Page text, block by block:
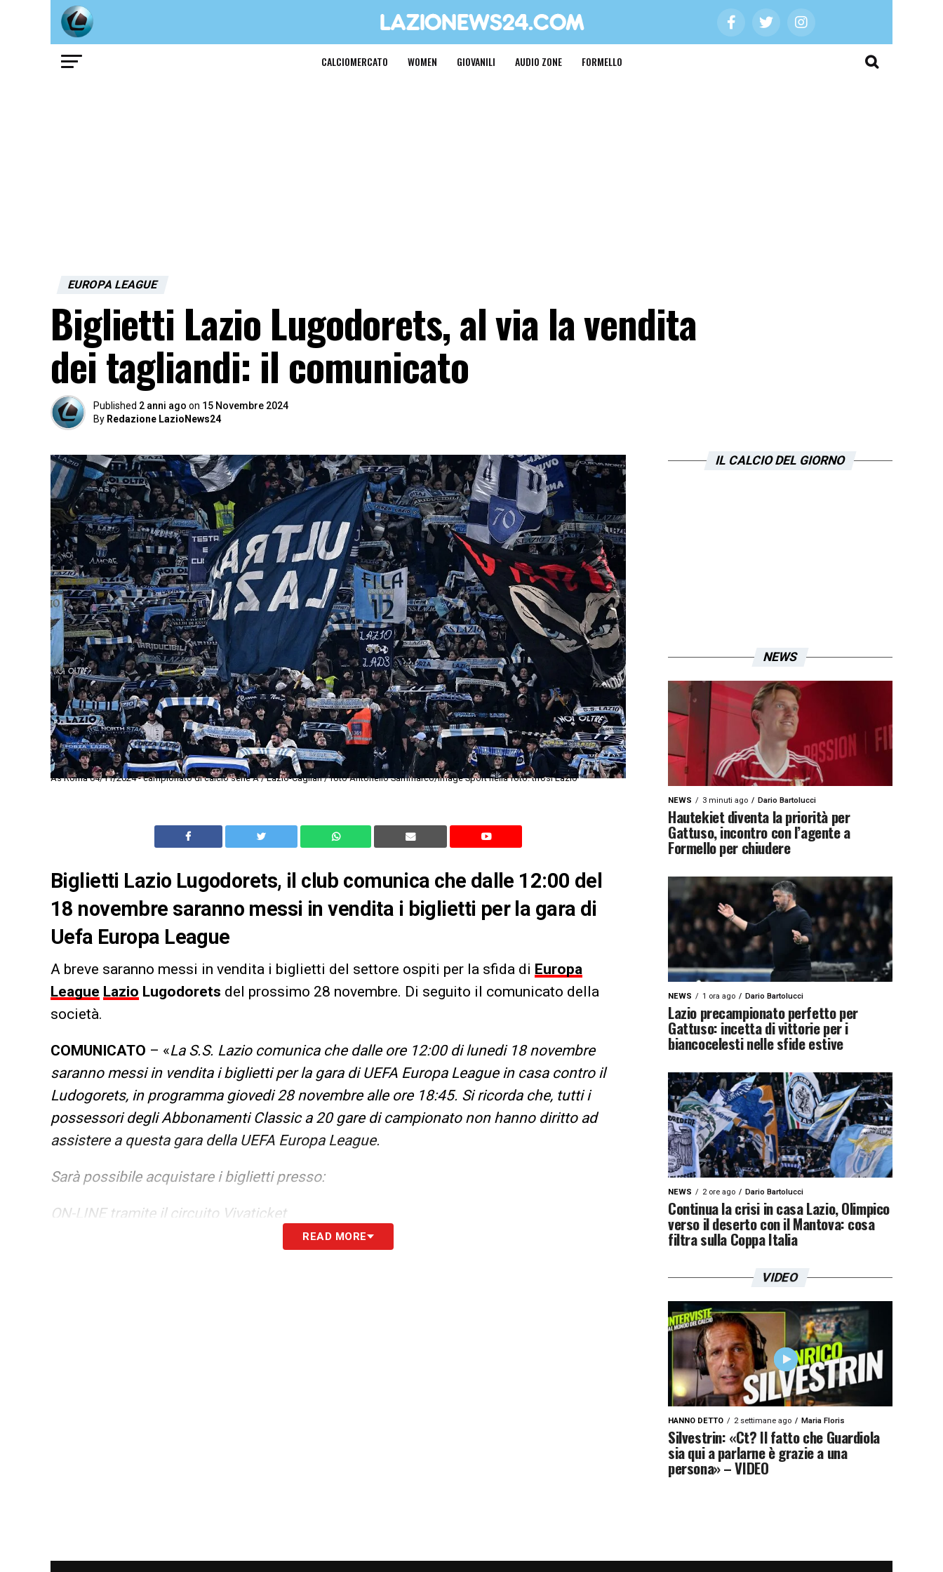
CALCIOMERCATO WOMEN GIOVANILI AUDIO ZONE FORMELLO
EUROPA LEAGUE
Biglietti Lazio Lugodorets, al via la vendita
dei tagliandi: il comunicato
Published 2 anni ago on 15 Novembre 2024
By Redazione LazioNews24
As Roma 04/11/2024 - campionato di calcio serie A / Lazio-Cagliari / foto Antonello Sammarco/Image Sport nella foto: tifosi Lazio
Biglietti Lazio Lugodorets, il club comunica che dalle 12:00 del
18 novembre saranno messi in vendita i biglietti per la gara di
Uefa Europa League
A breve saranno messi in vendita i biglietti del settore ospiti per la sfida di Europa
League Lazio Lugodorets del prossimo 28 novembre. Di seguito il comunicato della
società.
COMUNICATO – «La S.S. Lazio comunica che dalle ore 12:00 di lunedi 18 novembre
saranno messi in vendita i biglietti per la gara di UEFA Europa League in casa contro il
Ludogorets, in programma giovedi 28 novembre alle ore 18:45. Si ricorda che, tutti i
possessori degli Abbonamenti Classic a 20 gare di campionato non hanno diritto ad
assistere a questa gara della UEFA Europa League.
Sarà possibile acquistare i biglietti presso:
ON-LINE tramite il circuito Vivaticket
READ MORE
IL CALCIO DEL GIORNO
NEWS
NEWS 3 minuti ago Dario Bartolucci
Hautekiet diventa la priorità per
Gattuso, incontro con l’agente a
Formello per chiudere
NEWS 1 ora ago Dario Bartolucci
Lazio precampionato perfetto per
Gattuso: incetta di vittorie per i
biancocelesti nelle sfide estive
NEWS 2 ore ago Dario Bartolucci
Continua la crisi in casa Lazio, Olimpico
verso il deserto con il Mantova: cosa
filtra sulla Coppa Italia
VIDEO
HANNO DETTO 2 settimane ago Maria Floris
Silvestrin: «Ct? Il fatto che Guardiola
sia qui a parlarne è grazie a una
persona» – VIDEO